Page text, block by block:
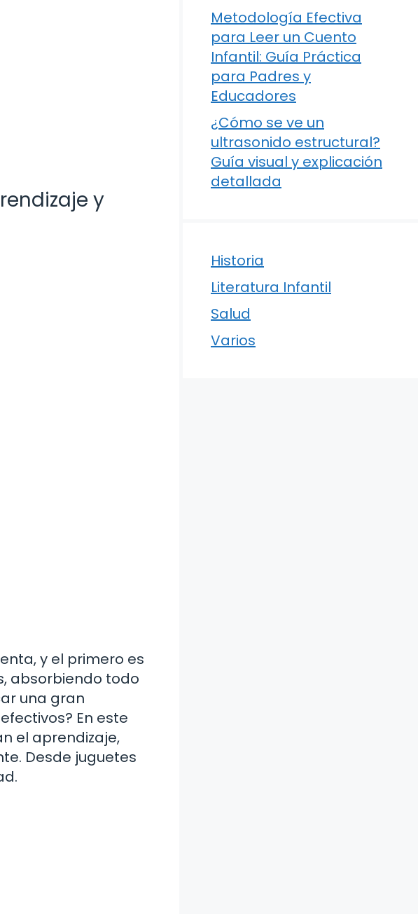
y
y el primero es
absorbiendo todo
una gran
En este
el aprendizaje,
Desde juguetes
Metodología Efectiva
para Leer un Cuento
Infantil: Guía Práctica
para Padres y
Educadores
¿Cómo se ve un
ultrasonido estructural?
Guía visual y explicación
detallada
Historia
Literatura Infantil
Salud
Varios